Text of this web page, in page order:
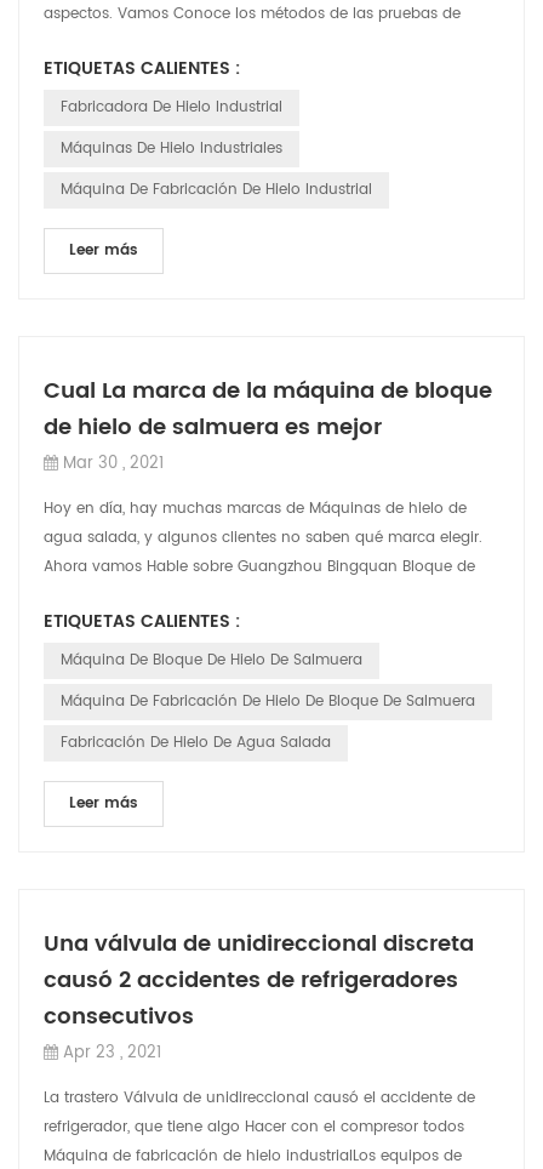
aspectos. Vamos Conoce los métodos de las pruebas de
ETIQUETAS CALIENTES :
Fabricadora De Hielo Industrial
Máquinas De Hielo Industriales
Máquina De Fabricación De Hielo Industrial
Leer más
Cual La marca de la máquina de bloque
de hielo de salmuera es mejor
Mar 30 , 2021
Hoy en día, hay muchas marcas de Máquinas de hielo de
agua salada, y algunos clientes no saben qué marca elegir.
Ahora vamos Hable sobre Guangzhou Bingquan Bloque de
ETIQUETAS CALIENTES :
Máquina De Bloque De Hielo De Salmuera
Máquina De Fabricación De Hielo De Bloque De Salmuera
Fabricación De Hielo De Agua Salada
Leer más
Una válvula de unidireccional discreta
causó 2 accidentes de refrigeradores
consecutivos
Apr 23 , 2021
La trastero Válvula de unidireccional causó el accidente de
refrigerador, que tiene algo Hacer con el compresor todos
Máquina de fabricación de hielo industrialLos equipos de